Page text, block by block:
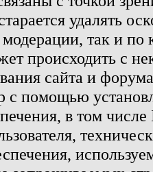
удалять
так и по
происходить с
сайта и
с помощью
в том